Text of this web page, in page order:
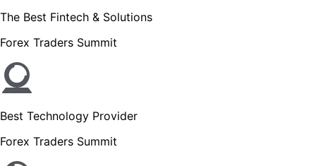
The Best Fintech & Solutions
Forex Traders Summit
Best Technology Provider
Forex Traders Summit